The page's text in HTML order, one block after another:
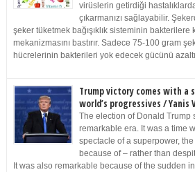
virüslerin getirdiği
çıkarmanızı sağlayabilir.
şeker tüketmek bağışıklık sisteminin bakterilere
mekanizmasını bastırır. Sadece 75-100 gram
hücrelerinin bakterileri yok edecek gücünü
Trump victory comes with a
world’s progressives / Yanis
The election of Donald Trump
remarkable era. It was a time
spectacle of a superpower,
because of – rather than
It was also remarkable because of the sudden